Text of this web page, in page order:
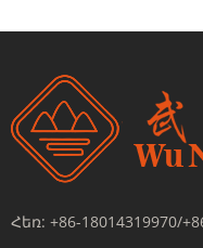
Հեռ: +86-18014319970/